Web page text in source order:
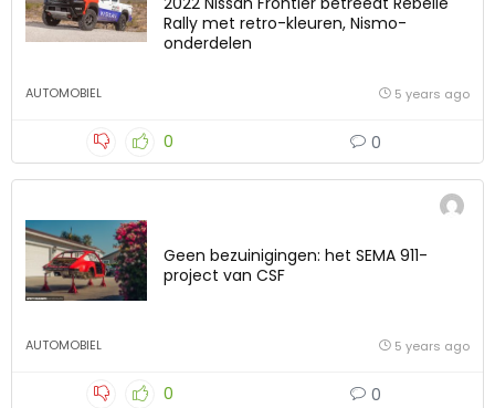
Rally met retro-kleuren, Nismo-
onderdelen
AUTOMOBIEL 5 years ago
0 0
Geen bezuinigingen: het SEMA 911-
project van CSF
AUTOMOBIEL 5 years ago
0 0